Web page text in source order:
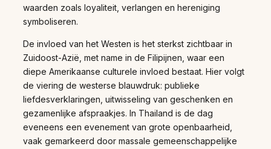
waarden zoals loyaliteit, verlangen en hereniging
symboliseren.
De invloed van het Westen is het sterkst zichtbaar in
Zuidoost-Azië, met name in de Filipijnen, waar een
diepe Amerikaanse culturele invloed bestaat. Hier volgt
de viering de westerse blauwdruk: publieke
liefdesverklaringen, uitwisseling van geschenken en
gezamenlijke afspraakjes. In Thailand is de dag
eveneens een evenement van grote openbaarheid,
vaak gemarkeerd door massale gemeenschappelijke